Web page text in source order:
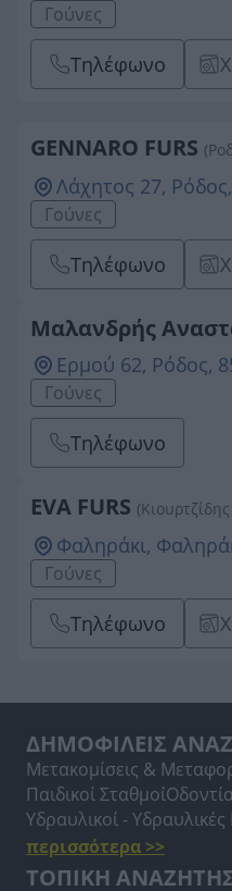
Γούνες
Τηλέφωνο
GENNARO FURS
Λάχητος 27,
Γούνες
Τηλέφωνο
Μαλανδρής
Ερμού 62, Ρόδος,
Γούνες
Τηλέφωνο
EVA FURS
Φαληράκι,
Γούνες
Τηλέφωνο
ΔΗΜΟΦΙΛΕΙΣ
Μετακομίσεις &
Παιδικοί Σταθμοί
Υδραυλικοί -
περισσότερα >>
ΤΟΠΙΚΗ